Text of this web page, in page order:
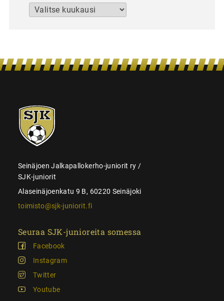
Arkistot
SJK-
juniorit
Seinäjoen Jalkapallokerho-juniorit ry /
SJK-juniorit
Alaseinäjoenkatu 9 B, 60220 Seinäjoki
toimisto@sjk-juniorit.fi
Seuraa SJK-junioreita somessa
Facebook
Instagram
Twitter
Youtube